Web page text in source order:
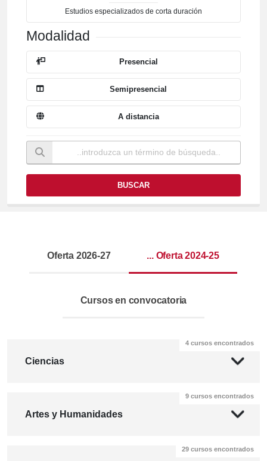
Estudios especializados de corta duración
Modalidad
Presencial
Semipresencial
A distancia
BUSCAR
Oferta 2026-27 ... Oferta 2024-25
Cursos en convocatoria
Ciencias
4 cursos encontrados
Artes y Humanidades
9 cursos encontrados
29 cursos encontrados